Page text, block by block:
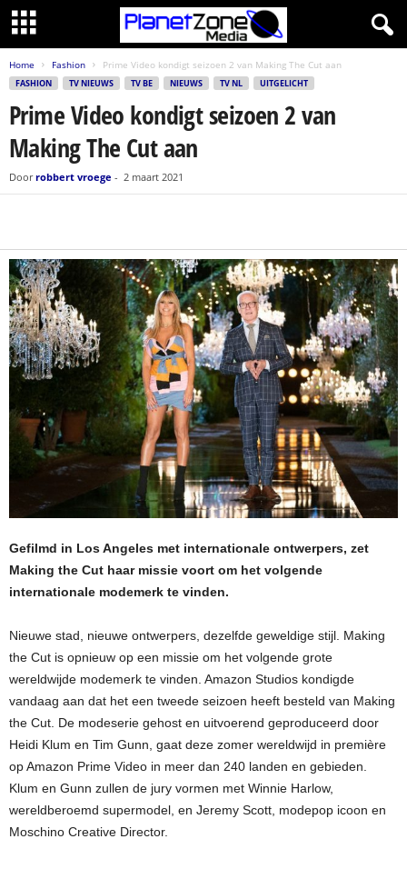
Home Fashion Prime Video kondigt seizoen 2 van Making The Cut aan
FASHION TV NIEUWS TV BE NIEUWS TV NL UITGELICHT
Prime Video kondigt seizoen 2 van
Making The Cut aan
Door robbert vroege - 2 maart 2021
Gefilmd in Los Angeles met internationale ontwerpers, zet
Making the Cut haar missie voort om het volgende
internationale modemerk te vinden.
Nieuwe stad, nieuwe ontwerpers, dezelfde geweldige stijl. Making
the Cut is opnieuw op een missie om het volgende grote
wereldwijde modemerk te vinden. Amazon Studios kondigde
vandaag aan dat het een tweede seizoen heeft besteld van Making
the Cut. De modeserie gehost en uitvoerend geproduceerd door
Heidi Klum en Tim Gunn, gaat deze zomer wereldwijd in première
op Amazon Prime Video in meer dan 240 landen en gebieden.
Klum en Gunn zullen de jury vormen met Winnie Harlow,
wereldberoemd supermodel, en Jeremy Scott, modepop icoon en
Moschino Creative Director.